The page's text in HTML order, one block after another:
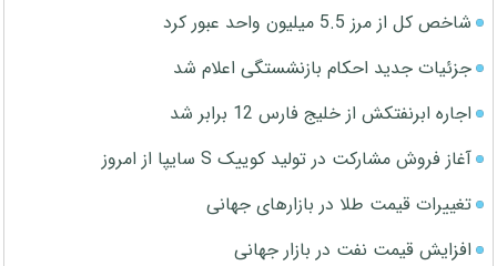
شاخص کل از مرز 5.5 میلیون واحد عبور کرد
جزئیات جدید احکام بازنشستگی اعلام شد
اجاره ابرنفتکش از خلیج فارس 12 برابر شد
آغاز فروش مشارکت در تولید کوییک S سایپا از امروز
تغییرات قیمت طلا در بازارهای جهانی
افزایش قیمت نفت در بازار جهانی